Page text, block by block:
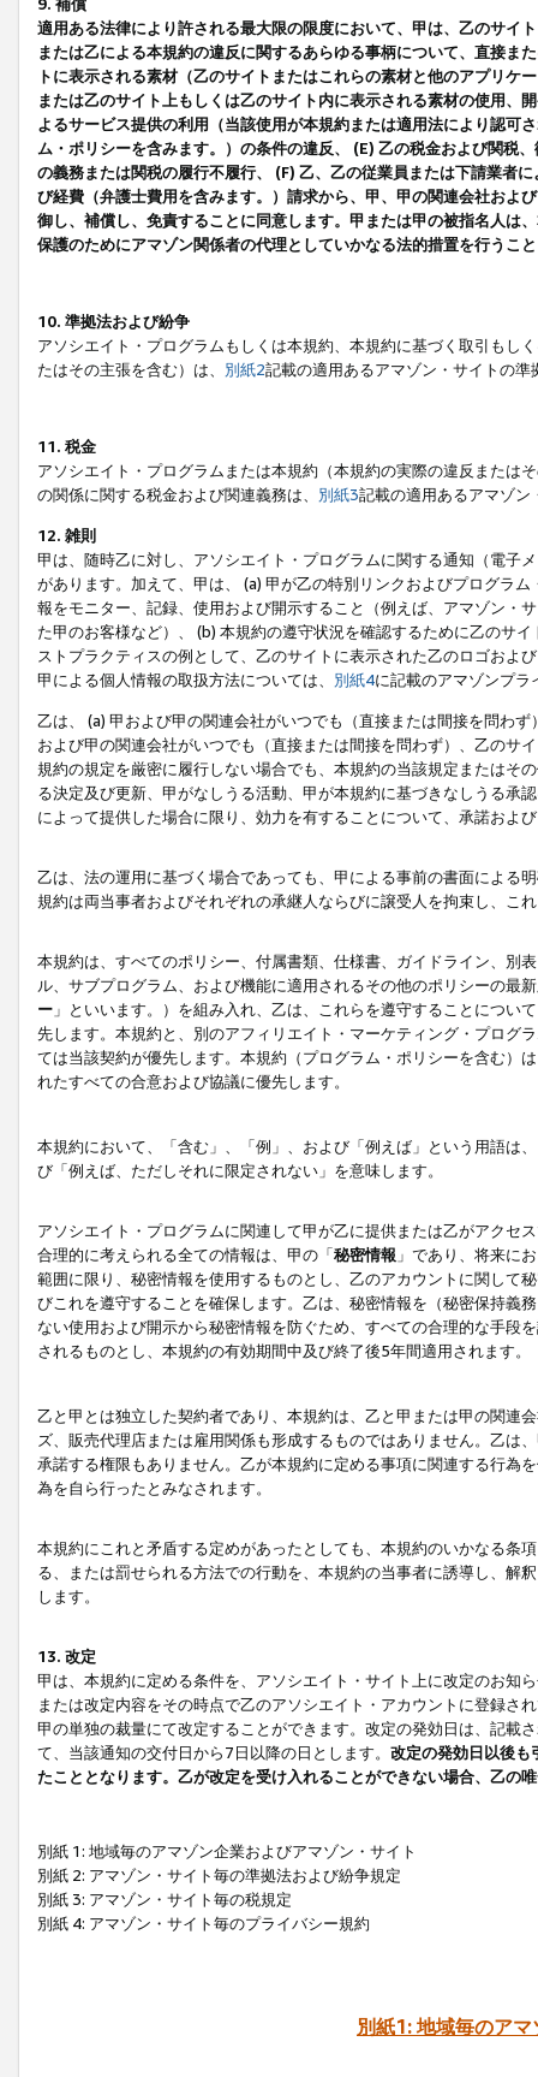
9. 補償
適用ある法律により許される最大限の限度において、甲は、乙のサイ
または乙による本規約の違反に関するあらゆる事柄について、直接ま
トに表示される素材（乙のサイトまたはこれらの素材と他のアプリ
または乙のサイト上もしくは乙のサイト内に表示される素材の使用、
よるサービス提供の利用（当該使用が本規約または適用法により認可
ム・ポリシーを含みます。）の条件の違反、 (E) 乙の税金および関税
の義務または関税の履行不履行、 (F) 乙、乙の従業員または下請業者
び経費（弁護士費用を含みます。）請求から、甲、甲の関連会社およ
御し、補償し、免責することに同意します。甲または甲の被指名人は
保護のためにアマゾン関係者の代理としていかなる法的措置を行うこ
10. 準拠法および紛争
アソシエイト・プログラムもしくは本規約、本規約に基づく取引もし
たはその主張を含む）は、 別紙2記載の適用あるアマゾン・サイトの
11. 税金
アソシエイト・プログラムまたは本規約（本規約の実際の違反または
の関係に関する税金および関連義務は、 別紙3記載の適用あるアマゾン
12. 雑則
甲は、随時乙に対し、アソシエイト・プログラムに関する通知（電子
があります。加えて、甲は、 (a) 甲が乙の特別リンクおよびプログラ
報をモニター、記録、使用および開示すること（例えば、アマゾン・
た甲のお客様など）、 (b) 本規約の遵守状況を確認するために乙のサ
ストプラクティスの例として、乙のサイトに表示された乙のロゴおよ
甲による個人情報の取扱方法については、 別紙4に記載のアマゾンプ
乙は、 (a) 甲および甲の関連会社がいつでも（直接または間接を問わ
および甲の関連会社がいつでも（直接または間接を問わず）、乙のサ
規約の規定を厳密に履行しない場合でも、本規約の当該規定またはそ
る決定及び更新、甲がなしうる活動、甲が本規約に基づきなしうる承
によって提供した場合に限り、効力を有することについて、承諾およ
乙は、法の運用に基づく場合であっても、甲による事前の書面による
規約は両当事者およびそれぞれの承継人ならびに譲受人を拘束し、こ
本規約は、すべてのポリシー、付属書類、仕様書、ガイドライン、別
ル、サブプログラム、および機能に適用されるその他のポリシーの最
ー 」といいます。）を組み入れ、乙は、これらを遵守することにつ
先します。本規約と、別のアフィリエイト・マーケティング・プログ
ては当該契約が優先します。本規約（プログラム・ポリシーを含む）
れたすべての合意および協議に優先します。
本規約において、「含む」、「例」、および「例えば」という用語は
び「例えば、ただしそれに限定されない」を意味します。
アソシエイト・プログラムに関連して甲が乙に提供または乙がアクセ
合理的に考えられる全ての情報は、甲の「秘密情報 」であり、将来に
範囲に限り、秘密情報を使用するものとし、乙のアカウントに関して
びこれを遵守することを確保します。乙は、秘密情報を（秘密保持義
ない使用および開示から秘密情報を防ぐため、すべての合理的な手段
されるものとし、本規約の有効期間中及び終了後5年間適用されます。
乙と甲とは独立した契約者であり、本規約は、乙と甲または甲の関連
ズ、販売代理店または雇用関係も形成するものではありません。乙は
承諾する権限もありません。乙が本規約に定める事項に関連する行為
為を自ら行ったとみなされます。
本規約にこれと矛盾する定めがあったとしても、本規約のいかなる条
る、または罰せられる方法での行動を、本規約の当事者に誘導し、解
します。
13. 改定
甲は、本規約に定める条件を、アソシエイト・サイト上に改定のお知
または改定内容をその時点で乙のアソシエイト・アカウントに登録さ
甲の単独の裁量にて改定することができます。改定の発効日は、記載
て、当該通知の交付日から7日以降の日とします。 改定の発効日以後も
たこととなります。乙が改定を受け入れることができない場合、乙の
別紙 1: 地域毎のアマゾン企業およびアマゾン・サイト
別紙 2: アマゾン・サイト毎の準拠法および紛争規定
別紙 3: アマゾン・サイト毎の税規定
別紙 4: アマゾン・サイト毎のプライバシー規約
別紙1: 地域毎のア